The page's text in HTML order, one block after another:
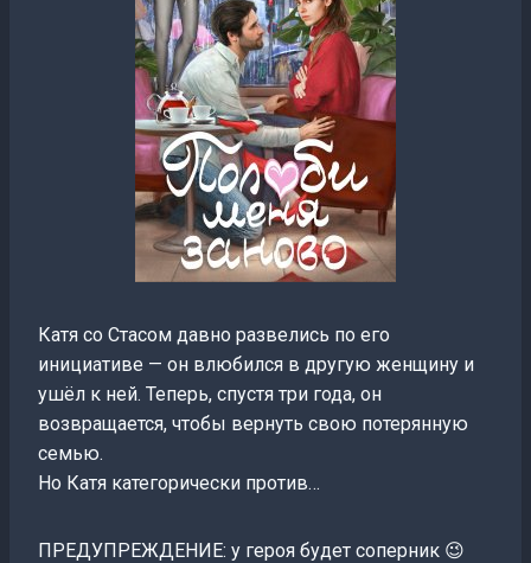
Катя со Стасом давно развелись по его
инициативе — он влюбился в другую женщину и
ушёл к ней. Теперь, спустя три года, он
возвращается, чтобы вернуть свою потерянную
семью.
Но Катя категорически против…
ПРЕДУПРЕЖДЕНИЕ: у героя будет соперник 😉